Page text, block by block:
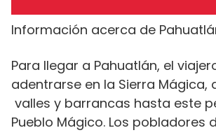
Información acerca de
Para llegar a Pahuatlán, el
adentrarse en la Sierra Mágica,
valles y barrancas hasta este
Pueblo Mágico. Los pobladores